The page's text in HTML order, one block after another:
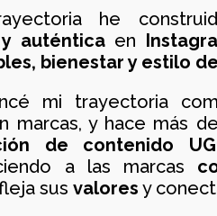
he
auténtica en
bienestar y estilo
mi trayectoria
marcas, y hace más de
de contenido
a las marcas
sus valores y